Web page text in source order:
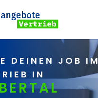
DEINEN JOB IM
IN